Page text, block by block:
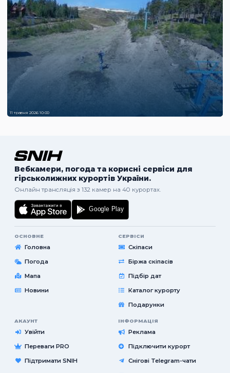
11 травня 2026 10:00
Вебкамери, погода та корисні сервіси для
гірськолижних курортів України.
Онлайн трансляція з 132 камер на 40 курортах.
ОСНОВНЕ
Головна
Погода
Мапа
Новини
СЕРВІСИ
Скіпаси
Біржа скіпасів
Підбір дат
Каталог курорту
Подарунки
АКАУНТ
Увійти
Переваги PRO
Підтримати SNIH
ІНФОРМАЦІЯ
Реклама
Підключити курорт
Снігові Telegram-чати